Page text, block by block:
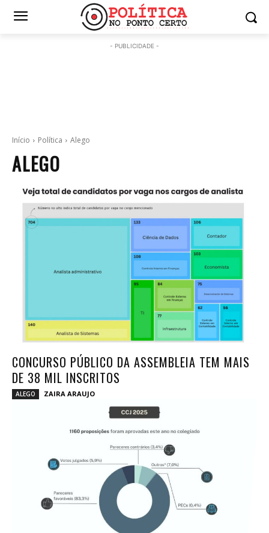
- PUBLICIDADE -
Início Política Alego
ALEGO
CONCURSO PÚBLICO DA ASSEMBLEIA TEM MAIS
DE 38 MIL INSCRITOS
ALEGO ZAIRA ARAUJO